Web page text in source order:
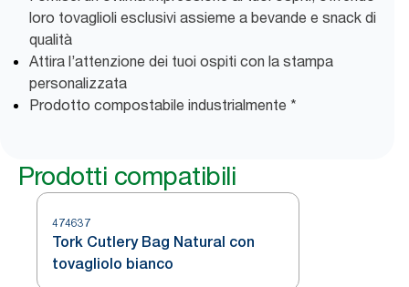
loro tovaglioli esclusivi assieme a bevande e snack di
qualità
Attira l’attenzione dei tuoi ospiti con la stampa
personalizzata
Prodotto compostabile industrialmente *
Prodotti compatibili
474637
Tork Cutlery Bag Natural con
tovagliolo bianco